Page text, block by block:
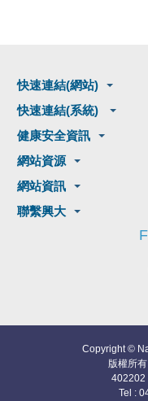
快速連結(網站)
快速連結(系統)
健康安全資訊
網站資源
網站資訊
聯繫興大
Copyright ©
版權所
402202
Tel :